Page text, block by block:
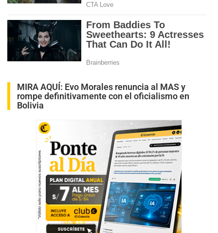
MIRA AQUÍ: Evo Morales renuncia al MAS y
rompe definitivamente con el oficialismo en
Bolivia